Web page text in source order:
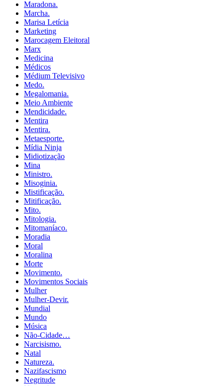
Maradona.
Marcha.
Marisa Letícia
Marketing
Marocagem Eleitoral
Marx
Medicina
Médicos
Médium Televisivo
Medo.
Megalomania.
Meio Ambiente
Mendicidade.
Mentira
Mentira.
Metaesporte.
Mídia Ninja
Midiotização
Mina
Ministro.
Misoginia.
Mistificação.
Mitificação.
Mito.
Mitologia.
Mitomaníaco.
Moradia
Moral
Moralina
Morte
Movimento.
Movimentos Sociais
Mulher
Mulher-Devir.
Mundial
Mundo
Música
Não-Cidade…
Narcisismo.
Natal
Natureza.
Nazifascismo
Negritude